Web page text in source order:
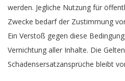
werden. Jegliche Nutzung für
Zwecke bedarf der Zustimmung
Ein Verstoß gegen diese
Vernichtung aller Inhalte. Die
Schadensersatzansprüche bleibt